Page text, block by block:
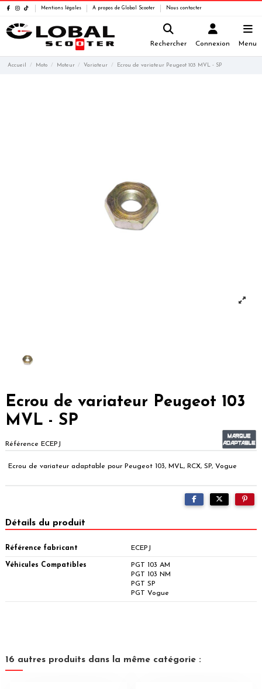
Mentions légales A propos de Global Scooter Nous contacter
Rechercher Connexion Menu
Accueil Moto Moteur Variateur Ecrou de variateur Peugeot 103 MVL - SP
Ecrou de variateur Peugeot 103
MVL - SP
Référence ECEPJ
Ecrou de variateur adaptable pour Peugeot 103, MVL, RCX, SP, Vogue
Détails du produit
Référence fabricant ECEPJ
Véhicules Compatibles
PGT 103 AM
PGT 103 NM
PGT SP
PGT Vogue
16 autres produits dans la même catégorie :